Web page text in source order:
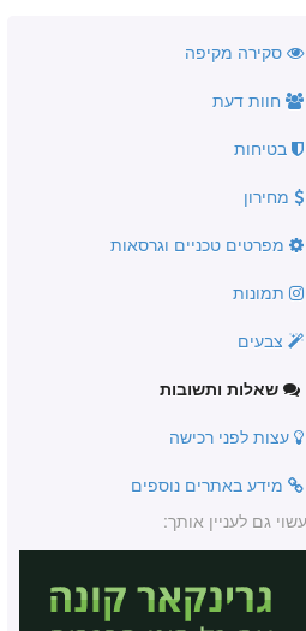
סקירה מקיפה
חוות דעת
בטיחות
מחירון
מפרטים טכניים וגרסאות
תמונות
צבעים
שאלות ותשובות
עצות לפני רכישה
מידע באתרים נוספים
עשוי גם לעניין אותך: